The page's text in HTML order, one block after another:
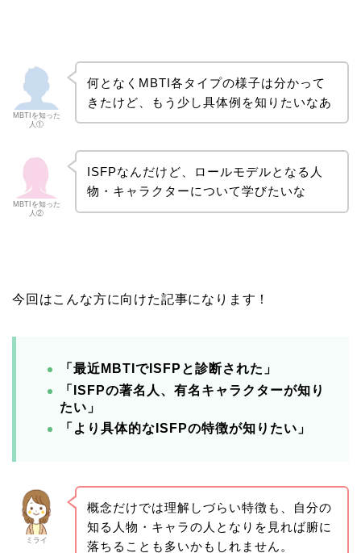
MBTIを知った
人①
何となくMBTI各タイプの様子は分かって
きたけど、もう少し具体例を知りたいなあ
MBTIを知った
人②
ISFPなんだけど、ロールモデルとなる人
物・キャラクターについて学びたいな
今回はこんな方に向けた記事になります！
「最近MBTIでISFPと診断された」
「ISFPの著名人、有名キャラクターが知り
たい」
「より具体的なISFPの特徴が知りたい」
ミライ
概念だけでは理解しづらい特徴も、自分の
知る人物・キャラの人となりを見れば腑に
落ちることも多いかもしれません。